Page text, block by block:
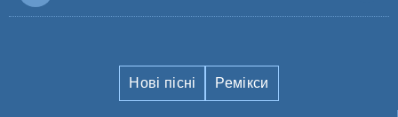
Нові пісні Ремікси